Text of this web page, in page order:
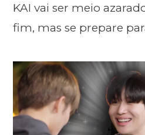
KAI vai ser meio
fim, mas se prepare